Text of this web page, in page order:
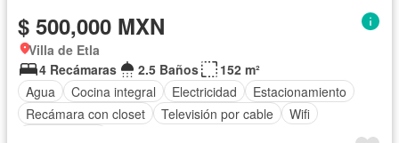
$ 500,000 MXN
Villa de Etla
4 Recámaras
2.5 Baños
152 m²
Agua
Cocina integral Electricidad
Estacionamiento
Recámara con closet
Televisión por cable
Wifi